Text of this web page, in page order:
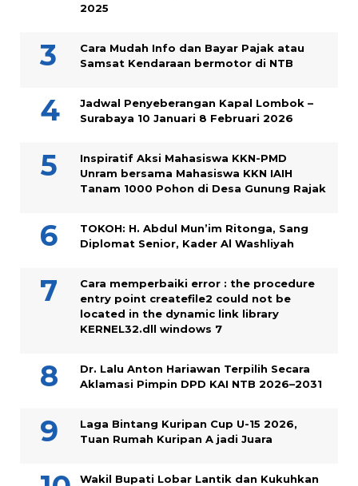
2025
Cara Mudah Info dan Bayar Pajak atau
Samsat Kendaraan bermotor di NTB
Jadwal Penyeberangan Kapal Lombok –
Surabaya 10 Januari 8 Februari 2026
Inspiratif Aksi Mahasiswa KKN-PMD
Unram bersama Mahasiswa KKN IAIH
Tanam 1000 Pohon di Desa Gunung Rajak
TOKOH: H. Abdul Mun’im Ritonga, Sang
Diplomat Senior, Kader Al Washliyah
Cara memperbaiki error : the procedure
entry point createfile2 could not be
located in the dynamic link library
KERNEL32.dll windows 7
Dr. Lalu Anton Hariawan Terpilih Secara
Aklamasi Pimpin DPD KAI NTB 2026–2031
Laga Bintang Kuripan Cup U-15 2026,
Tuan Rumah Kuripan A jadi Juara
Wakil Bupati Lobar Lantik dan Kukuhkan